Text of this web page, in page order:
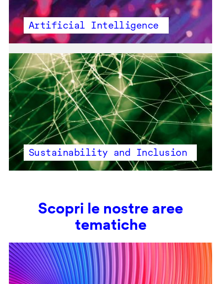
Artificial Intelligence
Sustainability and Inclusion
Scopri le nostre aree
tematiche